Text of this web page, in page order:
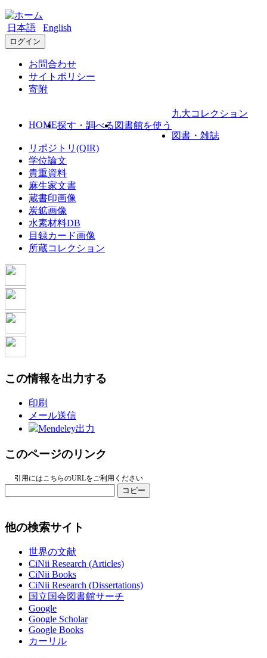
日本語 English
ログイン
お問合わせ
サイトポリシー
寄附
HOME探す・調べる 図書館を使う
九大コレクション
図書・雑誌
リポジトリ(QIR)
学位論文
貴重資料
麻生家文書
蔵書印画像
炭鉱画像
水素材料DB
目録カード画像
所蔵コレクション
この情報を出力する
印刷
メール送信
Mendeley出力
このページのリンク
引用にはこちらのURLをご利用ください
コピー
他の検索サイト
世界の文献
CiNii Research (Articles)
CiNii Books
CiNii Research (Dissertations)
国立国会図書館サーチ
Google
Google Scholar
Google Books
カーリル